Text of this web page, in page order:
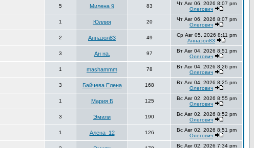
5 Милена 9 83
Чт Авг 06, 2026 8:07 pm
Олегович
1 Юллия 20
Чт Авг 06, 2026 8:07 pm
Олегович
2 Анназол83 49
Ср Авг 05, 2026 8:11 pm
Анназол83
3 Ан на. 97
Вт Авг 04, 2026 8:51 pm
Олегович
1 mashammm 78
Вт Авг 04, 2026 8:26 pm
Олегович
3 Байчева Елена 168
Вт Авг 04, 2026 8:25 pm
Олегович
1 Мария Б 125
Вс Авг 02, 2026 8:55 pm
Олегович
3 Эмили 190
Вс Авг 02, 2026 8:52 pm
Олегович
1 Алена_12 126
Вс Авг 02, 2026 8:51 pm
Олегович
Вс Авг 02, 2026 7:34 pm